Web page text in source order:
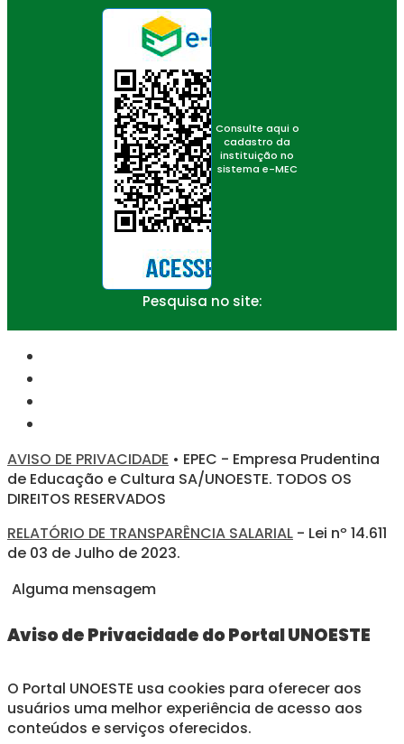
Consulte aqui o
cadastro da
instituição no
sistema e-MEC
Pesquisa no site:
AVISO DE PRIVACIDADE • EPEC - Empresa Prudentina
de Educação e Cultura SA/UNOESTE. TODOS OS
DIREITOS RESERVADOS
RELATÓRIO DE TRANSPARÊNCIA SALARIAL - Lei nº 14.611
de 03 de Julho de 2023.
Alguma mensagem
Aviso de Privacidade do Portal UNOESTE
O Portal UNOESTE usa cookies para oferecer aos
usuários uma melhor experiência de acesso aos
conteúdos e serviços oferecidos.